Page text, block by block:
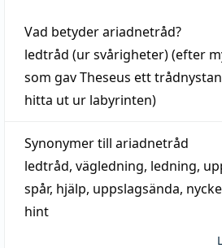
Vad betyderariadnetråd?
ledtråd (ur svårigheter) (efter
som gav Theseus ett
hitta ut ur labyrinten)
Synonymer till ariadnetråd
ledtråd, vägledning, ledning,
spår, hjälp, uppslagsända,
hint